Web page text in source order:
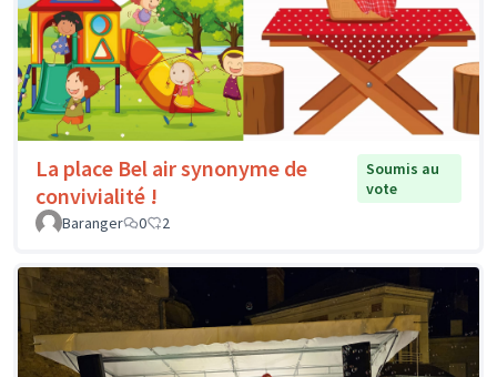
La place Bel air synonyme de
convivialité !
Soumis au
vote
Baranger
0 2